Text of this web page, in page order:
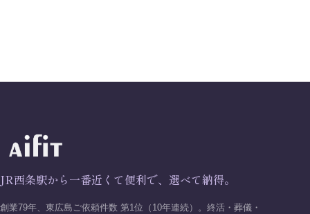
JR西条駅から一番近くて便利で、選べて納得。
創業79年、東広島ご依頼件数 第1位（10年連続）。終活・葬儀・